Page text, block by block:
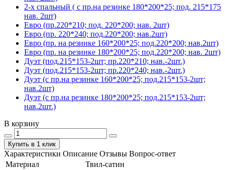
2-х спальный ( с пр.на резинке 180*200*25; под. 215*175
нав. 2шт)
Евро (пр.220*210; под. 220*200; нав. 2шт)
Евро (пр. 220*240; под.220*200; нав.2шт)
Евро (пр. на резинке 160*200*25; под.220*200; нав.2шт)
Евро (пр. на резинке 180*200*25; под.220*200; нав. 2шт)
Дуэт (под.215*153-2шт; пр.220*210; нав.-2шт.)
Дуэт (под.215*153-2шт; пр.220*240; нав.-2шт.)
Дуэт (с пр.на резинке 160*200*25; под.215*153-2шт;
нав.2шт)
Дуэт (с пр.на резинке 180*200*25; под.215*153-2шт;
нав.2шт.)
В корзину
Купить в 1 клик
Характеристики Описание Отзывы Вопрос-ответ
Материал
Твил-сатин